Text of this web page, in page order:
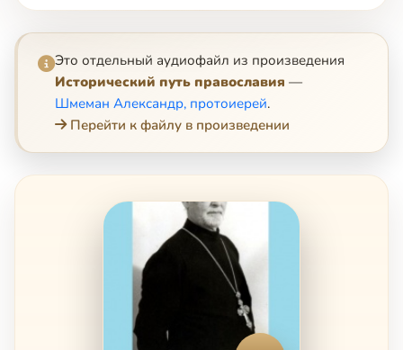
Это отдельный аудиофайл из произведения
Исторический путь православия —
Шмеман Александр, протоиерей.
Перейти к файлу в произведении